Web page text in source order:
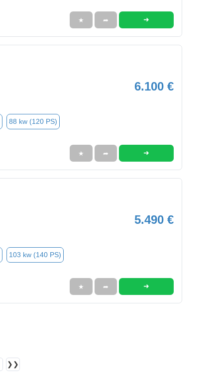
★ ➦ ➜
6.100 €
88 kw (120 PS)
★ ➦ ➜
5.490 €
103 kw (140 PS)
★ ➦ ➜
❯❯